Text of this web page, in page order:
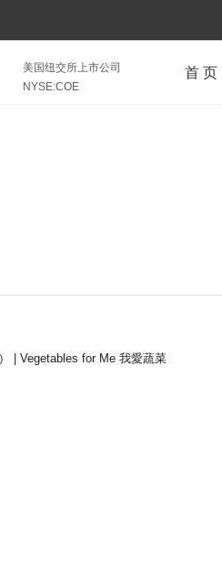
美国纽交所上市公司
NYSE:COE
首 页